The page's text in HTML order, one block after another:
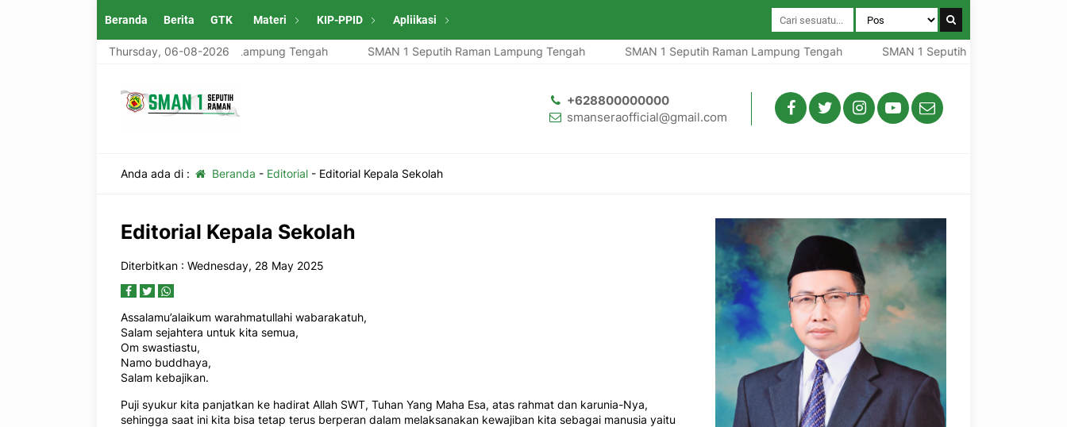
Beranda Berita GTK Materi KIP-PPID Apliikasi
Thursday, 06-08-2026
SMAN 1 Seputih Raman Lampung Tengah SMAN 1 Seputih Raman Lampung Tengah SMAN 1 Seputih Raman Lampung Tengah SMAN 1 Seputih Raman Lampung
+628800000000
smanseraofficial@gmail.com
Anda ada di : Beranda - Editorial- Editorial Kepala Sekolah
Editorial Kepala Sekolah
Diterbitkan : Wednesday, 28 May 2025
Assalamu’alaikum warahmatullahi wabarakatuh,
Salam sejahtera untuk kita semua,
Om swastiastu,
Namo buddhaya,
Salam kebajikan.
Puji syukur kita panjatkan ke hadirat Allah SWT, Tuhan Yang Maha Esa, atas rahmat dan karunia-Nya,
sehingga saat ini kita bisa tetap terus berperan dalam melaksanakan kewajiban kita sebagai manusia yaitu